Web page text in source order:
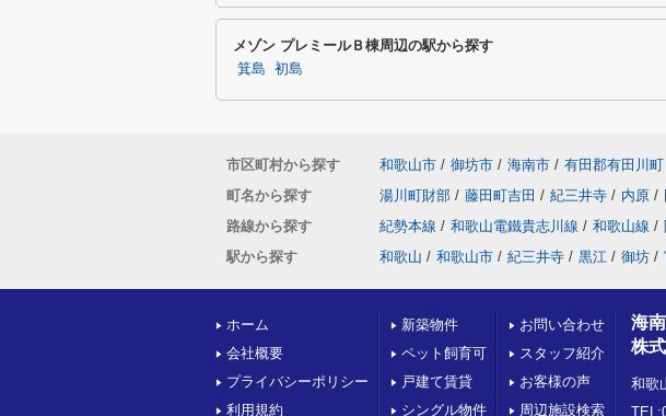
メゾン プレミールＢ棟周辺の駅から探す
箕島 初島
市区町村から探す 和歌山市 / 御坊市 / 海南市 / 有田郡有田川町
町名から探す
湯川町財部 / 藤田町吉田 / 紀三井寺 / 内原 /
路線から探す
紀勢本線 / 和歌山電鐵貴志川線 / 和歌山線 /
駅から探す
和歌山 / 和歌山市 / 紀三井寺 / 黒江 / 御坊 /
ホーム
会社概要
プライバシーポリシー
利用規約
新築物件
ペット飼育可
戸建て賃貸
シングル物件
お問い合わせ
スタッフ紹介
お客様の声
周辺施設検索
海
株
和歌